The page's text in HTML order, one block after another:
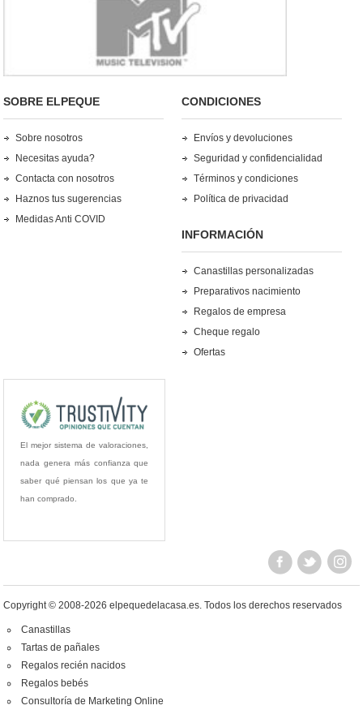
SOBRE ELPEQUE
Sobre nosotros
Necesitas ayuda?
Contacta con nosotros
Haznos tus sugerencias
Medidas Anti COVID
CONDICIONES
Envíos y devoluciones
Seguridad y confidencialidad
Términos y condiciones
Política de privacidad
INFORMACIÓN
Canastillas personalizadas
Preparativos nacimiento
Regalos de empresa
Cheque regalo
Ofertas
El mejor sistema de valoraciones,
nada genera más confianza que
saber qué piensan los que ya te
han comprado.
Copyright © 2008-2026 elpequedelacasa.es.Todos los derechos reservados
Canastillas
Tartas de pañales
Regalos recién nacidos
Regalos bebés
Consultoría de Marketing Online